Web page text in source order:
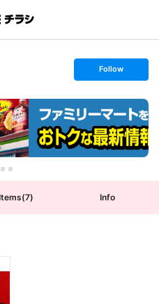
s
t
o
l
w
Follow
(7) Info